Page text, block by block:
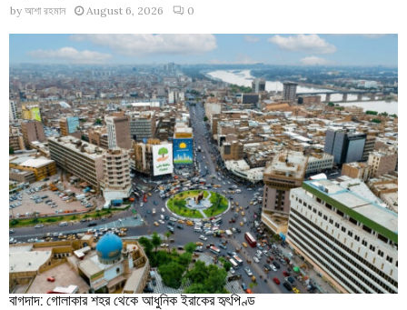
by আশা রহমান August 6, 2026 0
বাগদাদ: গোলাকার শহর থেকে আধুনিক ইরাকের হৃৎপিণ্ড